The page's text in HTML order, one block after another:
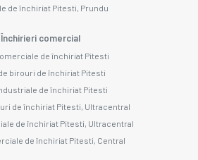
de închiriat Pitesti, Prundu
Închirieri comercial
de închiriat Pitesti
birouri de închiriat Pitesti
de închiriat Pitesti
de închiriat Pitesti, Ultracentral
de închiriat Pitesti, Ultracentral
de închiriat Pitesti, Central